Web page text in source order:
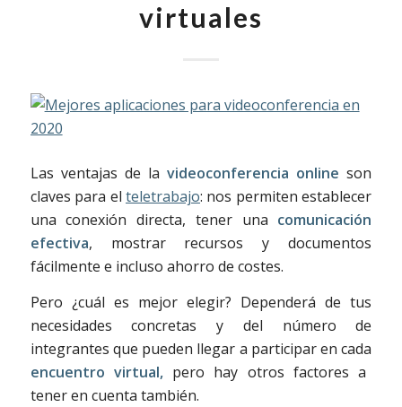
virtuales
Las ventajas de lavideoconferencia online son
claves para el teletrabajo: nos permiten establecer
una conexión directa, tener una comunicación
efectiva, mostrar recursos y documentos
fácilmente e incluso ahorro de costes.
Pero ¿cuál es mejor elegir? Dependerá de tus
necesidades concretas y del número de
integrantes que pueden llegar a participar en cada
encuentro virtual,pero hay otros factores a
tener en cuenta también.